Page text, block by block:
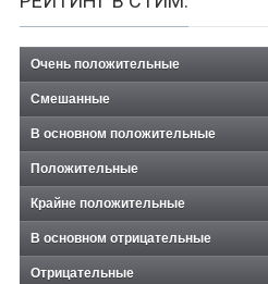
Очень положительные
Смешанные
В основном положительные
Положительные
Крайне положительные
В основном отрицательные
Отрицательные